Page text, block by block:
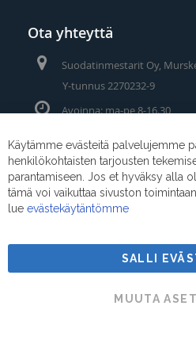
Ota yhteyttä
Suodatinmestarit Oy,
Y-tunnus 2270232-9
Avoinna: ma-pe 8-16.30
Puhelin/Whatsapp:
Sähköposti:
Käytämme evästeitä palvelujemme
henkilökohtaisten tarjousten
parantamiseen. Jos et hyväksy alla
tämä voi vaikuttaa sivuston
lue evästekäytäntömme
SALLI
MUUTA